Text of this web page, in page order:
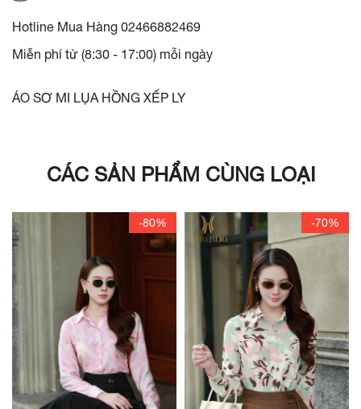
Hotline Mua Hàng 02466882469
Miễn phí từ (8:30 - 17:00) mỗi ngày
ÁO SƠ MI LỤA HỒNG XẾP LY
CÁC SẢN PHẨM CÙNG LOẠI
-80% -70%